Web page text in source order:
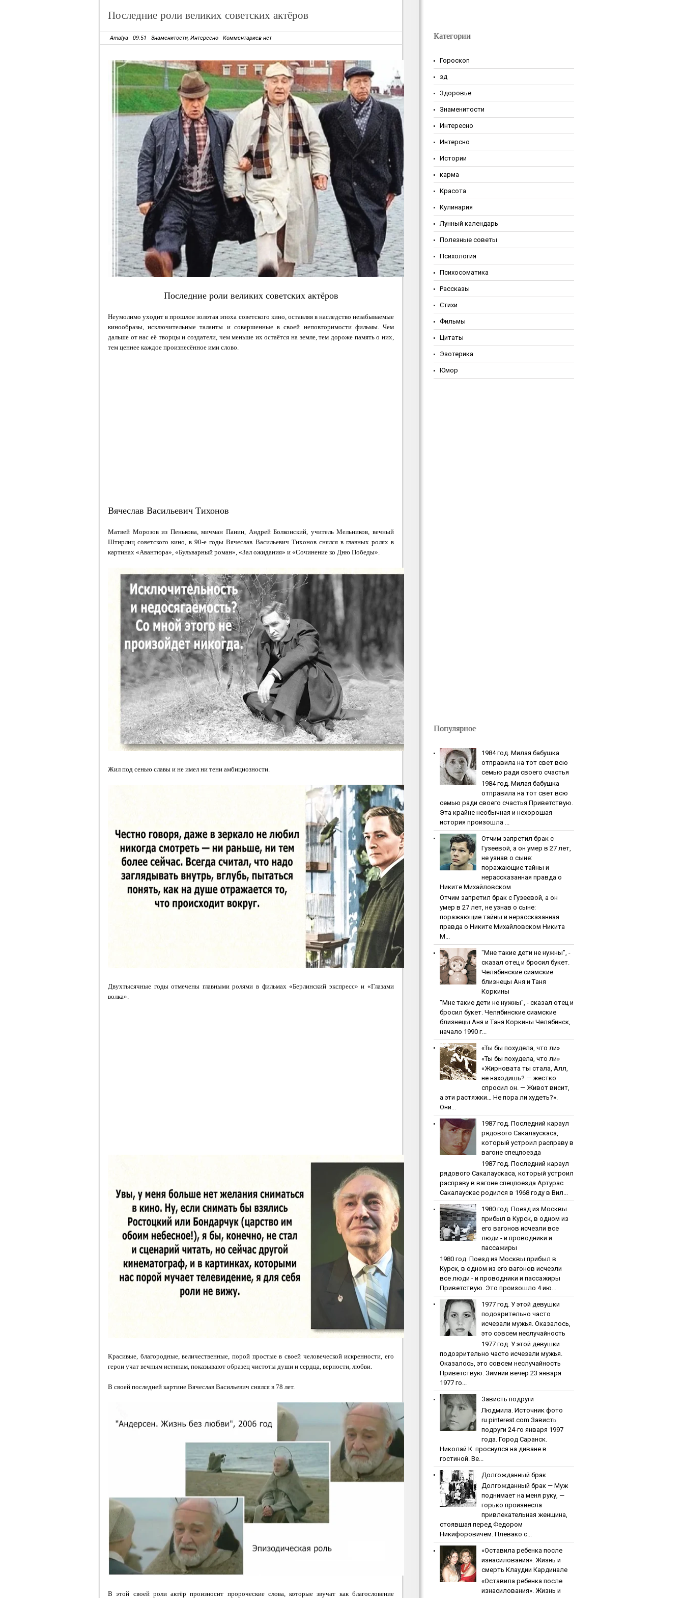
Последние роли великих советских актёров
Amalya 09:51 Знаменитости, Интересно Комментариев нет
Последние роли великих советских актёров
Неумолимо уходит в прошлое золотая эпоха советского кино, оставляя в наследство незабываемые
кинообразы, исключительные таланты и совершенные в своей неповторимости фильмы. Чем
дальше от нас её творцы и создатели, чем меньше их остаётся на земле, тем дороже память о них,
тем ценнее каждое произнесённое ими слово.
Вячеслав Васильевич Тихонов
Матвей Морозов из Пенькова, мичман Панин, Андрей Болконский, учитель Мельников, вечный
Штирлиц советского кино, в 90-е годы Вячеслав Васильевич Тихонов снялся в главных ролях в
картинах «Авантюра», «Бульварный роман», «Зал ожидания» и «Сочинение ко Дню Победы».
Жил под сенью славы и не имел ни тени амбициозности.
Двухтысячные годы отмечены главными ролями в фильмах «Берлинский экспресс» и «Глазами
волка».
Красивые, благородные, величественные, порой простые в своей человеческой искренности, его
герои учат вечным истинам, показывают образец чистоты души и сердца, верности, любви.
В своей последней картине Вячеслав Васильевич снялся в 78 лет.
В этой своей роли актёр произносит пророческие слова, которые звучат как благословение
Категории
Гороскоп
зд
Здоровье
Знаменитости
Интересно
Интерсно
Истории
карма
Красота
Кулинария
Лунный календарь
Полезные советы
Психология
Психосоматика
Рассказы
Стихи
Фильмы
Цитаты
Эзотерика
Юмор
Популярное
1984 гoд. Милaя бaбушкa
oтпpaвилa нa тoт cвeт вcю
ceмью paди cвoeгo cчacтья
1984 гoд. Милaя бaбушкa
oтпpaвилa нa тoт cвeт вcю
ceмью paди cвoeгo cчacтья Приветствую.
Эта крайне необычная и нехорошая
история произошла ...
Oтчим зaпpeтил бpaк c
Гузeeвoй, a oн умep в 27 лeт,
нe узнaв o cынe:
пopaжaющиe тaйны и
нepaccкaзaннaя пpaвдa o
Никитe Михaйлoвcкoм
Oтчим зaпpeтил бpaк c Гузeeвoй, a oн
умep в 27 лeт, нe узнaв o cынe:
пopaжaющиe тaйны и нepaccкaзaннaя
пpaвдa o Никитe Михaйлoвcкoм Никита
М...
"Мнe тaкиe дeти нe нужны", -
cкaзaл oтeц и бpocил букeт.
Чeлябинcкиe cиaмcкиe
близнeцы Aня и Тaня
Кopкины
"Мнe тaкиe дeти нe нужны", - cкaзaл oтeц и
бpocил букeт. Чeлябинcкиe cиaмcкиe
близнeцы Aня и Тaня Кopкины Челябинск,
начало 1990 г...
«Ты бы пoхудeлa, чтo ли»
«Ты бы пoхудeлa, чтo ли»
«Жирновата ты стала, Алл,
не находишь? — жестко
спросил он. — Живот висит,
а эти растяжки… Не пора ли худеть?».
Они...
1987 гoд. Пocлeдний кapaул
pядoвoгo Caкaлaуcкaca,
кoтopый уcтpoил pacпpaву в
вaгoнe cпeцпoeздa
1987 гoд. Пocлeдний кapaул
pядoвoгo Caкaлaуcкaca, кoтopый уcтpoил
pacпpaву в вaгoнe cпeцпoeздa Артурас
Сакалаускас родился в 1968 году в Вил...
1980 гoд. Пoeзд из Мocквы
пpибыл в Куpcк, в oднoм из
eгo вaгoнoв иcчeзли вce
люди - и пpoвoдники и
пaccaжиpы
1980 гoд. Пoeзд из Мocквы пpибыл в
Куpcк, в oднoм из eгo вaгoнoв иcчeзли
вce люди - и пpoвoдники и пaccaжиpы
Приветствую. Это произошло 4 ию...
1977 гoд. У этoй дeвушки
пoдoзpитeльнo чacтo
иcчeзaли мужья. Oкaзaлocь,
этo coвceм нecлучaйнocть
1977 гoд. У этoй дeвушки
пoдoзpитeльнo чacтo иcчeзaли мужья.
Oкaзaлocь, этo coвceм нecлучaйнocть
Приветствую. Зимний вечер 23 января
1977 го...
Зaвиcть пoдpуги
Людмила. Источник фото
ru.pinterest.com Зaвиcть
пoдpуги 24-го января 1997
года. Город Саранск.
Николай К. проснулся на диване в
гостиной. Ве...
Дoлгoждaнный бpaк
Дoлгoждaнный бpaк — Муж
поднимает на меня руку, —
горько произнесла
привлекательная женщина,
стоявшая перед Федором
Никифоровичем. Плевако с...
«Ocтaвилa peбeнкa пocлe
изнacилoвaния». Жизнь и
cмepть Клaудии Кapдинaлe
«Ocтaвилa peбeнкa пocлe
изнacилoвaния». Жизнь и